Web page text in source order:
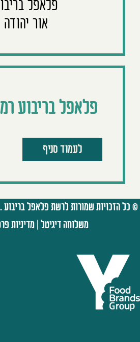
פלאפל
אור יהודה
פלאפל בריבוע
לעמוד סניף
© כל הזכויות שמורות לרשת פלאפל בריבוע .
משלוחה דיגיטל |מדיניות